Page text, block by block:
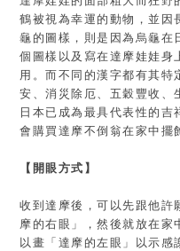
鶴被視為幸運的動物，並因
龜的圖樣，則是因為烏龜在
個圖樣以及寫在達摩娃娃身
用。而不同的漢字都有其特
安、消災除厄、五穀豐收、
日本已成為最具代表性的吉
會購買達摩不倒翁在家中擺
【開眼方式 】
收到達摩後，可以先跟他許
摩的右眼」，然後就放在家
以畫「達摩的左眼」以示感